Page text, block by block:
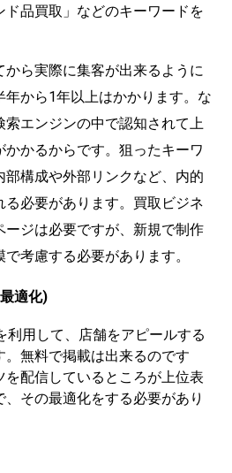
品買取」などのキーワードを
から実際に集客が出来るように
から1年以上はかかります。な
エンジンの中で認知されて上
かるからです。狙ったキーワ
構成や外部リンクなど、内的
必要があります。買取ビジネ
ジは必要ですが、新規で制作
考慮する必要があります。
適化)
利用して、店舗をアピールする
。無料で掲載は出来るのです
を配信しているところが上位表
その最適化をする必要があり